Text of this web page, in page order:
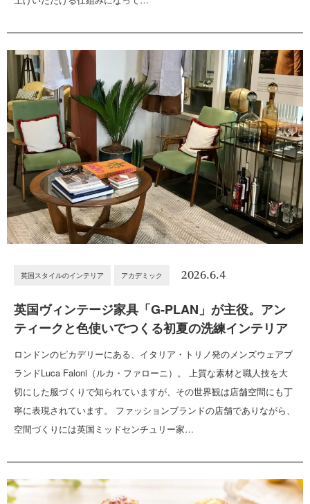
英国スタイルのインテリア アカデミック 2026.6.4
英国ヴィンテージ家具「G-PLAN」が主役。アン
ティークと色使いでつくる初夏の洗練インテリア
ロンドンのピカデリーにある、イタリア・トリノ発のメンズウェアブ
ランドLuca Faloni（ルカ・ファローニ）。 上質な素材と職人技を大
切にした服づくりで知られていますが、その世界観は店舗空間にも丁
寧に表現されています。 ファッションブランドの店舗でありながら、
空間づくりには英国ミッドセンチュリー家…